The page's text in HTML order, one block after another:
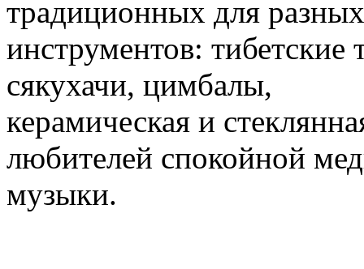
традиционных для
инструментов:
сякухачи, цимбалы,
керамическая и
любителей спокойной
музыки.